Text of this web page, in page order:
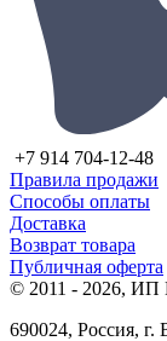
+7 914 704-12-48
Правила продажи
Способы оплаты
Доставка
Возврат товара
Публичная оферта
© 2011 - 2026,
690024, Россия, г.